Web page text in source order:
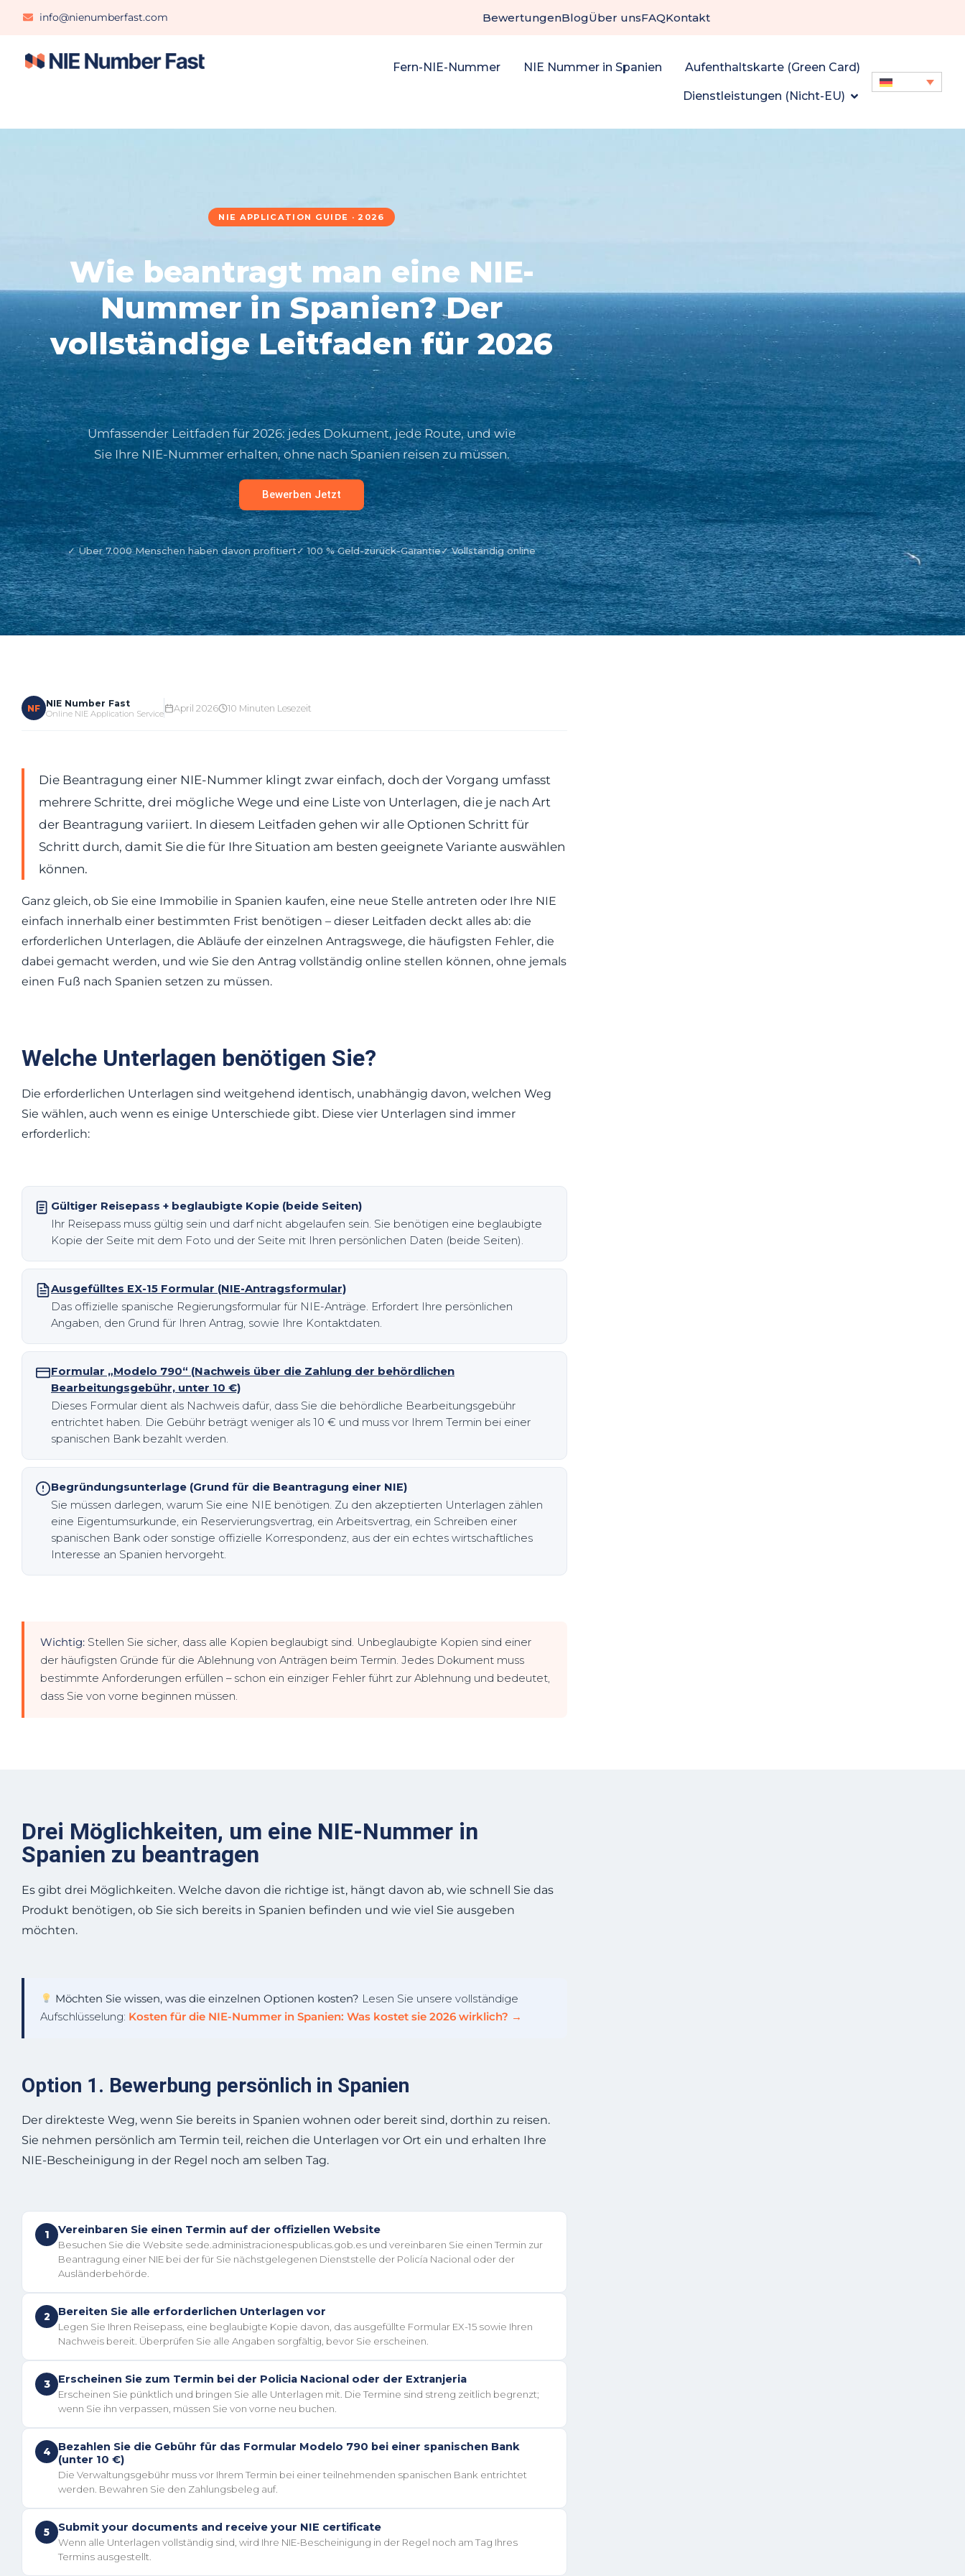
info@nienumberfast.com BewertungenBlogÜber unsFAQKontakt
Fern-NIE-Nummer NIE Nummer in Spanien Aufenthaltskarte (Green Card)
Dienstleistungen (Nicht-EU)
NIE APPLICATION GUIDE · 2026
Wie beantragt man eine NIE-
Nummer in Spanien? Der
vollständige Leitfaden für 2026
Umfassender Leitfaden für 2026: jedes Dokument, jede Route, und wie
Sie Ihre NIE-Nummer erhalten, ohne nach Spanien reisen zu müssen.
Bewerben Jetzt
✓ Über 7.000 Menschen haben davon profitiert✓ 100 % Geld-zurück-Garantie✓ Vollständig online
NF NIE Number Fast
Online NIE Application Service April 2026 10 Minuten Lesezeit
Die Beantragung einer NIE-Nummer klingt zwar einfach, doch der Vorgang umfasst
mehrere Schritte, drei mögliche Wege und eine Liste von Unterlagen, die je nach Art
der Beantragung variiert. In diesem Leitfaden gehen wir alle Optionen Schritt für
Schritt durch, damit Sie die für Ihre Situation am besten geeignete Variante auswählen
können.
Ganz gleich, ob Sie eine Immobilie in Spanien kaufen, eine neue Stelle antreten oder Ihre NIE
einfach innerhalb einer bestimmten Frist benötigen – dieser Leitfaden deckt alles ab: die
erforderlichen Unterlagen, die Abläufe der einzelnen Antragswege, die häufigsten Fehler, die
dabei gemacht werden, und wie Sie den Antrag vollständig online stellen können, ohne jemals
einen Fuß nach Spanien setzen zu müssen.
Welche Unterlagen benötigen Sie?
Die erforderlichen Unterlagen sind weitgehend identisch, unabhängig davon, welchen Weg
Sie wählen, auch wenn es einige Unterschiede gibt. Diese vier Unterlagen sind immer
erforderlich:
Gültiger Reisepass + beglaubigte Kopie (beide Seiten)
Ihr Reisepass muss gültig sein und darf nicht abgelaufen sein. Sie benötigen eine beglaubigte
Kopie der Seite mit dem Foto und der Seite mit Ihren persönlichen Daten (beide Seiten).
Ausgefülltes EX-15 Formular (NIE-Antragsformular)
Das offizielle spanische Regierungsformular für NIE-Anträge. Erfordert Ihre persönlichen
Angaben, den Grund für Ihren Antrag, sowie Ihre Kontaktdaten.
Formular „Modelo 790“ (Nachweis über die Zahlung der behördlichen
Bearbeitungsgebühr, unter 10 €)
Dieses Formular dient als Nachweis dafür, dass Sie die behördliche Bearbeitungsgebühr
entrichtet haben. Die Gebühr beträgt weniger als 10 € und muss vor Ihrem Termin bei einer
spanischen Bank bezahlt werden.
Begründungsunterlage (Grund für die Beantragung einer NIE)
Sie müssen darlegen, warum Sie eine NIE benötigen. Zu den akzeptierten Unterlagen zählen
eine Eigentumsurkunde, ein Reservierungsvertrag, ein Arbeitsvertrag, ein Schreiben einer
spanischen Bank oder sonstige offizielle Korrespondenz, aus der ein echtes wirtschaftliches
Interesse an Spanien hervorgeht.
Wichtig: Stellen Sie sicher, dass alle Kopien beglaubigt sind. Unbeglaubigte Kopien sind einer
der häufigsten Gründe für die Ablehnung von Anträgen beim Termin. Jedes Dokument muss
bestimmte Anforderungen erfüllen – schon ein einziger Fehler führt zur Ablehnung und bedeutet,
dass Sie von vorne beginnen müssen.
Drei Möglichkeiten, um eine NIE-Nummer in
Spanien zu beantragen
Es gibt drei Möglichkeiten. Welche davon die richtige ist, hängt davon ab, wie schnell Sie das
Produkt benötigen, ob Sie sich bereits in Spanien befinden und wie viel Sie ausgeben
möchten.
Möchten Sie wissen, was die einzelnen Optionen kosten? Lesen Sie unsere vollständige
Aufschlüsselung: Kosten für die NIE-Nummer in Spanien: Was kostet sie 2026 wirklich? →
Option 1. Bewerbung persönlich in Spanien
Der direkteste Weg, wenn Sie bereits in Spanien wohnen oder bereit sind, dorthin zu reisen.
Sie nehmen persönlich am Termin teil, reichen die Unterlagen vor Ort ein und erhalten Ihre
NIE-Bescheinigung in der Regel noch am selben Tag.
1 Vereinbaren Sie einen Termin auf der offiziellen Website
Besuchen Sie die Website sede.administracionespublicas.gob.es und vereinbaren Sie einen Termin zur
Beantragung einer NIE bei der für Sie nächstgelegenen Dienststelle der Policía Nacional oder der
Ausländerbehörde.
2 Bereiten Sie alle erforderlichen Unterlagen vor
Legen Sie Ihren Reisepass, eine beglaubigte Kopie davon, das ausgefüllte Formular EX-15 sowie Ihren
Nachweis bereit. Überprüfen Sie alle Angaben sorgfältig, bevor Sie erscheinen.
3 Erscheinen Sie zum Termin bei der Policia Nacional oder der Extranjeria
Erscheinen Sie pünktlich und bringen Sie alle Unterlagen mit. Die Termine sind streng zeitlich begrenzt;
wenn Sie ihn verpassen, müssen Sie von vorne neu buchen.
4
Bezahlen Sie die Gebühr für das Formular Modelo 790 bei einer spanischen Bank
(unter 10 €)
Die Verwaltungsgebühr muss vor Ihrem Termin bei einer teilnehmenden spanischen Bank entrichtet
werden. Bewahren Sie den Zahlungsbeleg auf.
5 Submit your documents and receive your NIE certificate
Wenn alle Unterlagen vollständig sind, wird Ihre NIE-Bescheinigung in der Regel noch am Tag Ihres
Termins ausgestellt.